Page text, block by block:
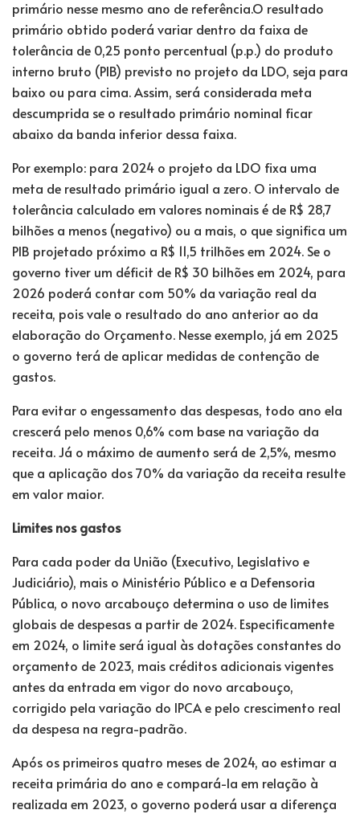
primário nesse mesmo ano de referência.O resultado
primário obtido poderá variar dentro da faixa de
tolerância de 0,25 ponto percentual (p.p.) do produto
interno bruto (PIB) previsto no projeto da LDO, seja para
baixo ou para cima. Assim, será considerada meta
descumprida se o resultado primário nominal ficar
abaixo da banda inferior dessa faixa.
Por exemplo: para 2024 o projeto da LDO fixa uma
meta de resultado primário igual a zero. O intervalo de
tolerância calculado em valores nominais é de R$ 28,7
bilhões a menos (negativo) ou a mais, o que significa um
PIB projetado próximo a R$ 11,5 trilhões em 2024. Se o
governo tiver um déficit de R$ 30 bilhões em 2024, para
2026 poderá contar com 50% da variação real da
receita, pois vale o resultado do ano anterior ao da
elaboração do Orçamento. Nesse exemplo, já em 2025
o governo terá de aplicar medidas de contenção de
gastos.
Para evitar o engessamento das despesas, todo ano ela
crescerá pelo menos 0,6% com base na variação da
receita. Já o máximo de aumento será de 2,5%, mesmo
que a aplicação dos 70% da variação da receita resulte
em valor maior.
Limites nos gastos
Para cada poder da União (Executivo, Legislativo e
Judiciário), mais o Ministério Público e a Defensoria
Pública, o novo arcabouço determina o uso de limites
globais de despesas a partir de 2024. Especificamente
em 2024, o limite será igual às dotações constantes do
orçamento de 2023, mais créditos adicionais vigentes
antes da entrada em vigor do novo arcabouço,
corrigido pela variação do IPCA e pelo crescimento real
da despesa na regra-padrão.
Após os primeiros quatro meses de 2024, ao estimar a
receita primária do ano e compará-la em relação à
realizada em 2023, o governo poderá usar a diferença